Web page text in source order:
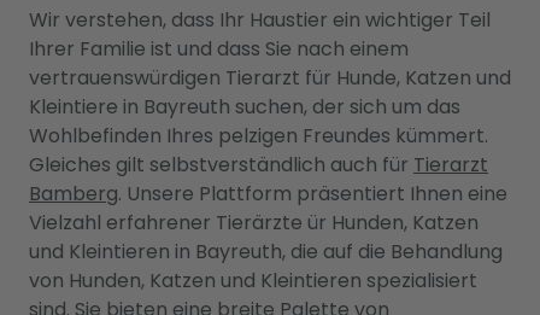
Wir verstehen, dass Ihr Haustier ein wichtiger Teil
Ihrer Familie ist und dass Sie nach einem
vertrauenswürdigen Tierarzt für Hunde, Katzen und
Kleintiere in Bayreuth suchen, der sich um das
Wohlbefinden Ihres pelzigen Freundes kümmert.
Gleiches gilt selbstverständlich auch für Tierarzt
Bamberg. Unsere Plattform präsentiert Ihnen eine
Vielzahl erfahrener Tierärzte ür Hunden, Katzen
und Kleintieren in Bayreuth, die auf die Behandlung
von Hunden, Katzen und Kleintieren spezialisiert
sind. Sie bieten eine breite Palette von